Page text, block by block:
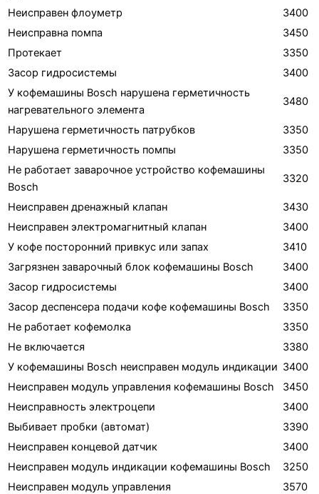
Неисправен флоуметр
3400
Неисправна помпа
3450
Протекает
3350
Засор гидросистемы
3400
У кофемашины Bosch нарушена герметичность
нагревательного элемента
3480
Нарушена герметичность патрубков
3350
Нарушена герметичность помпы
3350
Не работает заварочное устройство кофемашины
Bosch
3320
Неисправен дренажный клапан
3430
Неисправен электромагнитный клапан
3400
У кофе посторонний привкус или запах
3410
Загрязнен заварочный блок кофемашины Bosch
3400
Засор гидросистемы
3400
Засор деспенсера подачи кофе кофемашины Bosch
3350
Не работает кофемолка
3350
Не включается
3380
У кофемашины Bosch неисправен модуль индикации 3400
Неисправен модуль управления кофемашины Bosch
3450
Неисправность электроцепи
3400
Выбивает пробки (автомат)
3390
Неисправен концевой датчик
3400
Неисправен модуль индикации кофемашины Bosch
3250
Неисправен модуль управления
3570